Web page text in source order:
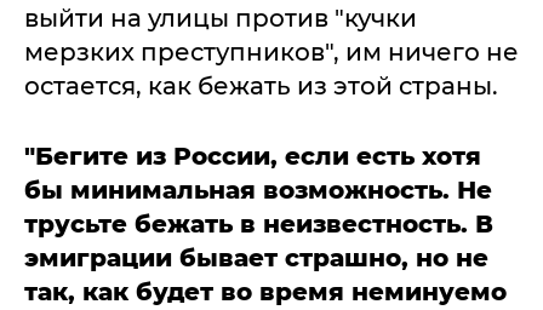
выйти на улицы против "кучки
мерзких преступников", им ничего не
остается, как бежать из этой страны.
"Бегите из России, если есть хотя
бы минимальная возможность. Не
трусьте бежать в неизвестность. В
эмиграции бывает страшно, но не
так, как будет во время неминуемо